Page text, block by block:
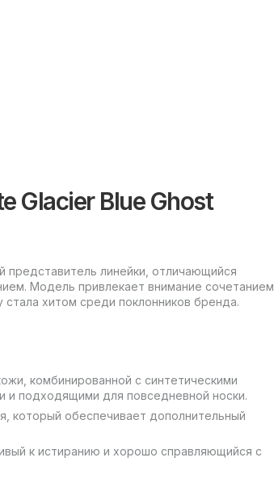
Glacier Blue Ghost
представитель линейки, отличающийся
Модель привлекает внимание сочетанием
хитом среди поклонников бренда.
комбинированной с синтетическими
и подходящими для повседневной носки.
который обеспечивает дополнительный
к истиранию и хорошо справляющийся с